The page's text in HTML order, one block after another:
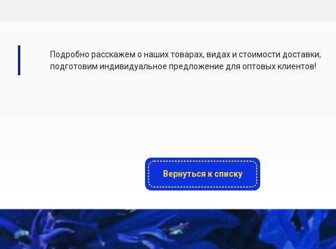
Подробно расскажем о наших товарах, видах и стоимости доставки,
подготовим индивидуальное предложение для оптовых клиентов!
Вернуться к списку